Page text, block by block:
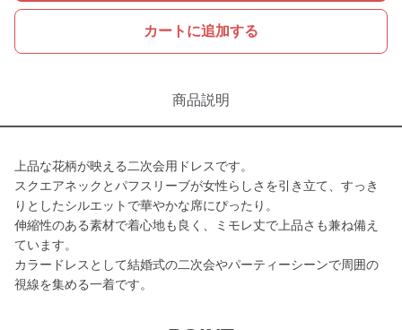
カートに追加する
商品説明
上品な花柄が映える二次会用ドレスです。
スクエアネックとパフスリーブが女性らしさを引き立て、すっき
りとしたシルエットで華やかな席にぴったり。
伸縮性のある素材で着心地も良く、ミモレ丈で上品さも兼ね備え
ています。
カラードレスとして結婚式の二次会やパーティーシーンで周囲の
視線を集める一着です。